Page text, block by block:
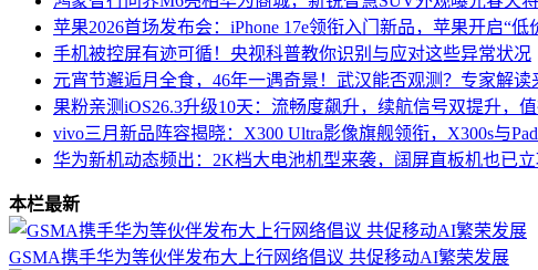
苹果2026首场发布会：iPhone 17e领衔入门新品，苹果开启“低
手机被控屏有迹可循！央视科普教你识别与应对这些异常状况
元宵节邂逅月全食，46年一遇奇景！武汉能否观测？专家解读
果粉亲测iOS26.3升级10天：流畅度飙升，续航信号双提升，值
vivo三月新品阵容揭晓：X300 Ultra影像旗舰领衔，X300s与
华为新机动态频出：2K档大电池机型来袭，阔屏直板机也已立
本栏最新
GSMA携手华为等伙伴发布大上行网络倡议 共促移动AI繁荣发展